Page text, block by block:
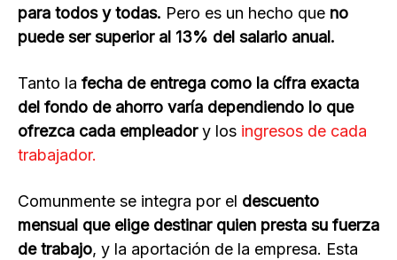
para todos y todas. Pero es un hecho que no
puede ser superior al 13% del salario anual.
Tanto la fecha de entrega como la cífra exacta
del fondo de ahorro varía dependiendo lo que
ofrezca cada empleadory los ingresos de cada
trabajador.
Comunmente se integra por el descuento
mensual que elige destinar quien presta su fuerza
de trabajo, y la aportación de la empresa. Esta